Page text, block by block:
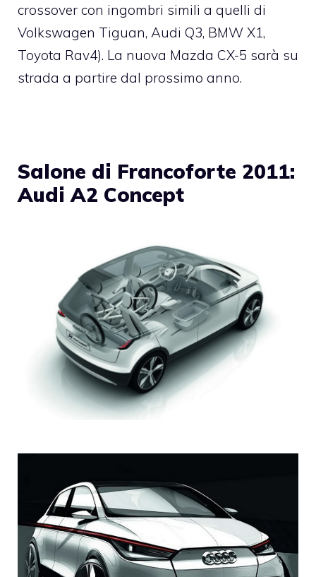
crossover con ingombri simili a quelli di
Volkswagen Tiguan, Audi Q3, BMW X1,
Toyota Rav4). La nuova Mazda CX-5 sarà su
strada a partire dal prossimo anno.
Salone di Francoforte 2011:
Audi A2 Concept